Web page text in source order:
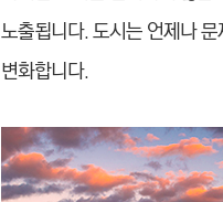
노출됩니다.도시는 언제나
변화합니다.